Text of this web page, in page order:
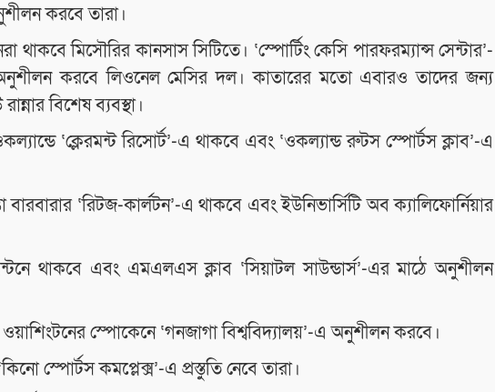
করবে তারা।
থাকবে মিসৌরির কানসাস সিটিতে। ‘স্পোর্টিং কেসি পারফরম্যান্স সেন্টার’-
করবে লিওনেল মেসির দল। কাতারের মতো এবারও তাদের জন্য
বিশেষ ব্যবস্থা।
‘ক্লেরমন্ট রিসোর্ট’-এ থাকবে এবং ‘ওকল্যান্ড রুটস স্পোর্টস ক্লাব’-এ
বারবারার ‘রিটজ-কার্লটন’-এ থাকবে এবং ইউনিভার্সিটি অব ক্যালিফোর্নিয়ার
থাকবে এবং এমএলএস ক্লাব ‘সিয়াটল সাউন্ডার্স’-এর মাঠে অনুশীলন
স্পোকেনে ‘গনজাগা বিশ্ববিদ্যালয়’-এ অনুশীলন করবে।
স্পোর্টস কমপ্লেক্স’-এ প্রস্তুতি নেবে তারা।